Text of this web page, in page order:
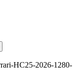
HC25-2026-1280-